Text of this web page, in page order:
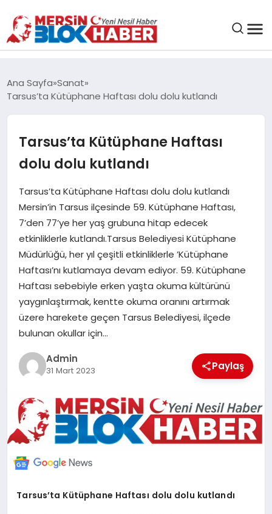
ASAYIŞ
EKONOMI
SANAT
POLITIKA
YAŞAM
SPOR
KÜNYE
Ana Sayfa Sanat
Tarsus’ta Kütüphane Haftası dolu dolu kutlandı
Tarsus’ta Kütüphane Haftası
dolu dolu kutlandı
Tarsus’ta Kütüphane Haftası dolu dolu kutlandı
Mersin’in Tarsus ilçesinde 59. Kütüphane Haftası,
7’den 77’ye her yaş grubuna hitap edecek
etkinliklerle kutlandı.Tarsus Belediyesi Kütüphane
Müdürlüğü, her yıl çeşitli etkinliklerle ’Kütüphane
Haftası’nı kutlamaya devam ediyor. 59. Kütüphane
Haftası sebebiyle erken yaşta okuma kültürünü
yaygınlaştırmak, kentte okuma oranını artırmak
üzere harekete geçen Tarsus Belediyesi, ilçede
bulunan okullar için…
Admin
31 Mart 2023 Paylaş
Tarsus’ta Kütüphane Haftası dolu dolu kutlandı